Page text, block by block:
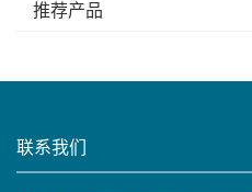
推荐产品
联系我们